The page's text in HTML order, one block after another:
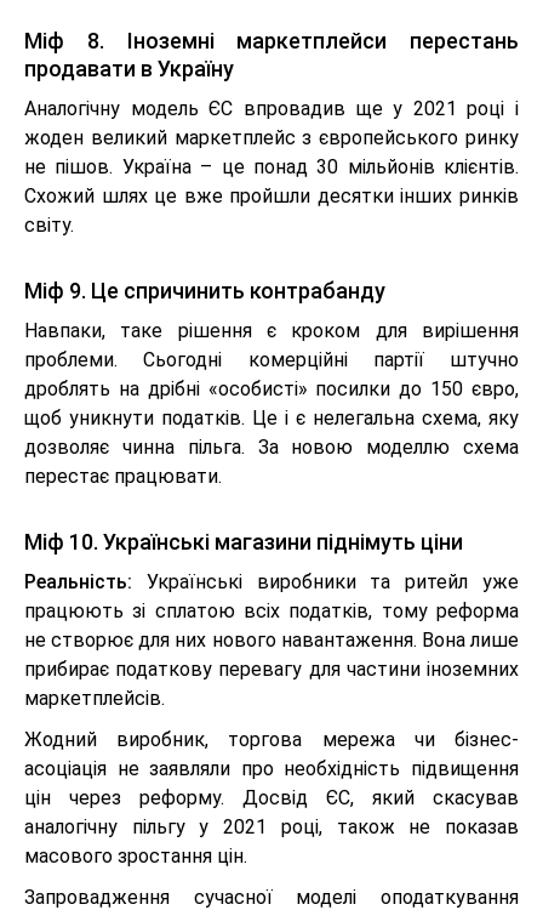
Міф 8. Іноземні маркетплейси перестань
продавати в Україну
Аналогічну модель ЄС впровадив ще у 2021 році і
жоден великий маркетплейс з європейського ринку
не пішов. Україна – це понад 30 мільйонів клієнтів.
Схожий шлях це вже пройшли десятки інших ринків
світу.
Міф 9. Це спричинить контрабанду
Навпаки, таке рішення є кроком для вирішення
проблеми. Сьогодні комерційні партії штучно
дроблять на дрібні «особисті» посилки до 150 євро,
щоб уникнути податків. Це і є нелегальна схема, яку
дозволяє чинна пільга. За новою моделлю схема
перестає працювати.
Міф 10. Українські магазини піднімуть ціни
Реальність: Українські виробники та ритейл уже
працюють зі сплатою всіх податків, тому реформа
не створює для них нового навантаження. Вона лише
прибирає податкову перевагу для частини іноземних
маркетплейсів.
Жодний виробник, торгова мережа чи бізнес-
асоціація не заявляли про необхідність підвищення
цін через реформу. Досвід ЄС, який скасував
аналогічну пільгу у 2021 році, також не показав
масового зростання цін.
Запровадження сучасної моделі оподаткування